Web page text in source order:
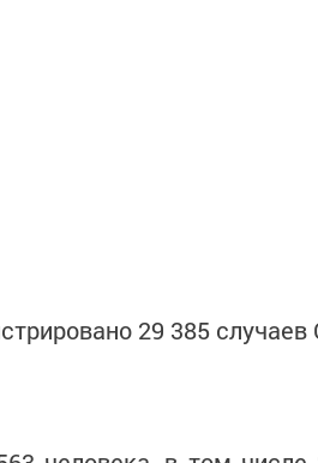
29 385 случаев